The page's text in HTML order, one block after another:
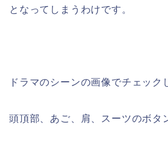
となってしまうわけです。
ドラマのシーンの画像でチェック
頭頂部、あご、肩、スーツのボタ